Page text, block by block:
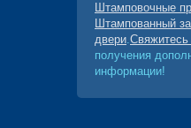
Штамповочные
Штампованный
двери.
получения
информации!